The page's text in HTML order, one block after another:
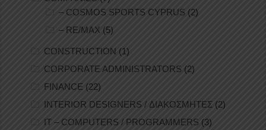
– COSMOS SPORTS CYPRUS (2)
– RE/MAX (5)
CONSTRUCTION (1)
CORPORATE ADMINISTRATORS (2)
FINANCE (22)
INTERIOR DESIGNERS / ΔΙΑΚΟΣΜΗΤΕΣ (2)
IT – COMPUTERS / PROGRAMMERS (3)